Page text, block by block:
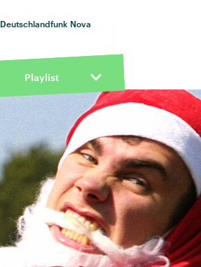
Deutschlandfunk Nova
Playlist